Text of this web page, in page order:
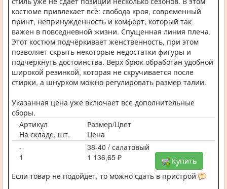
костюме привлекает всё: свобода кроя, современный
принт, непринуждённость и комфорт, который так
важен в повседневной жизни. Спущенная линия плеча.
Этот костюм подчёркивает женственность, при этом
позволяет скрыть некоторые недостатки фигуры и
подчеркнуть достоинства. Верх брюк обработан удобной
широкой резинкой, которая не скручивается после
стирки, а шнурком можно регулировать размер талии.
Указанная цена уже включает все дополнительные
сборы.
Артикул
Размер/Цвет
На складе, шт.
Цена
-
38-40 / салатовый
1
1 136,65 ₽
Купить
Если товар не подойдет, то можно сдать в пристрой